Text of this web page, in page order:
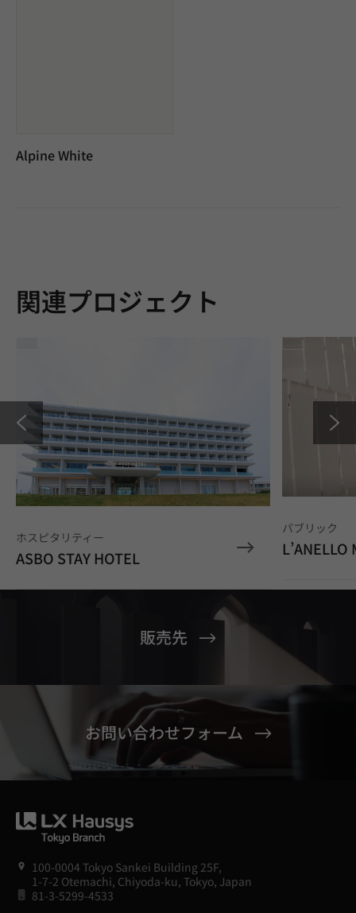
Alpine White
関連プロジェクト
ホスピタリティー
ASBO STAY HOTEL
パブリック
L’ANELLO
販売先
お問い合わせフォーム
100-0004 Tokyo Sankei Building 25F,
1-7-2 Otemachi, Chiyoda-ku, Tokyo, Japan
81-3-5299-4533